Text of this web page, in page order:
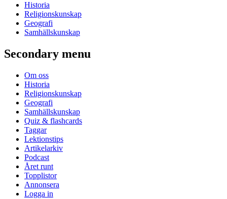
Historia
Religionskunskap
Geografi
Samhällskunskap
Secondary menu
Om oss
Historia
Religionskunskap
Geografi
Samhällskunskap
Quiz & flashcards
Taggar
Lektionstips
Artikelarkiv
Podcast
Året runt
Topplistor
Annonsera
Logga in